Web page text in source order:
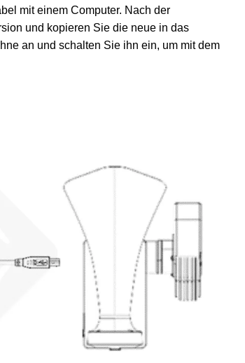
mit einem Computer. Nach der
und kopieren Sie die neue in das
an und schalten Sie ihn ein, um mit dem